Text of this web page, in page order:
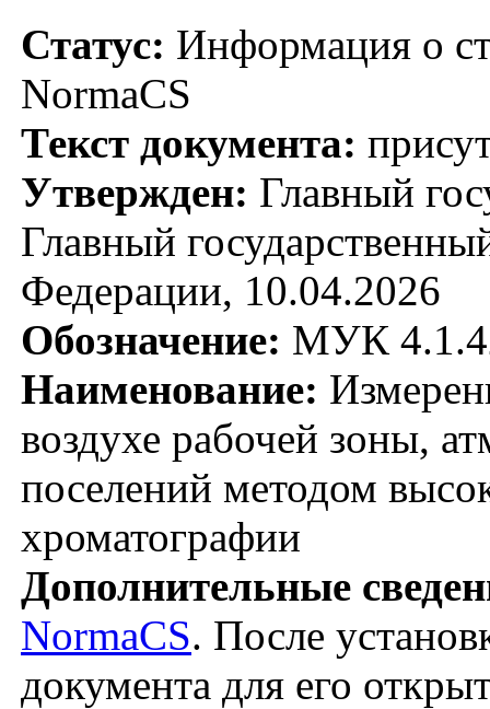
Статус: Информация о
NormaCS
Текст документа:
Утвержден: Главный
Главный
Федерации, 10.04.2026
Обозначение: МУК
Наименование:
воздухе рабочей зоны,
поселений методом
хроматографии
Дополнительные
NormaCS. После
документа для его